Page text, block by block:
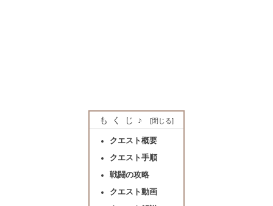
もくじ♪
クエスト概要
クエスト手順
戦闘の攻略
クエスト動画